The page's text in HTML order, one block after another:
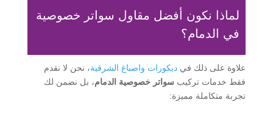
لماذا نكون أفضل مقاول سواتر خصوصية
في الدمام؟
علاوة على ذلك في ديكورات واصباغ الشرقية، نحن لا نقدم
فقط خدمات تركيب سواتر خصوصية الدمام، بل نضمن لك
تجربة متكاملة مميزة: